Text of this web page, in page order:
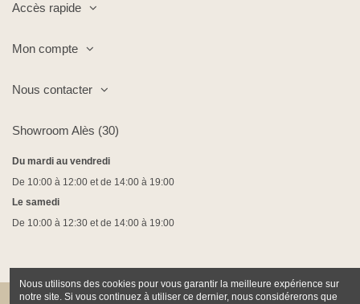
Accès rapide
Mon compte
Nous contacter
Showroom Alès (30)
Du mardi au vendredi
De 10:00 à 12:00 et de 14:00 à 19:00
Le samedi
De 10:00 à 12:30 et de 14:00 à 19:00
Nous utilisons des cookies pour vous garantir la meilleure expérience sur
notre site. Si vous continuez à utiliser ce dernier, nous considérerons que